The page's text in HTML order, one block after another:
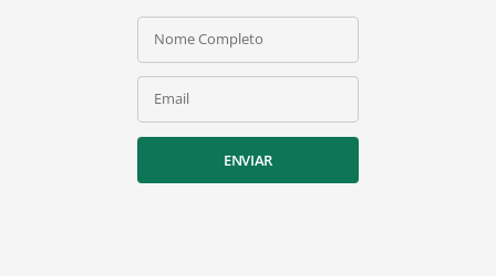
Nome Completo
Email
ENVIAR